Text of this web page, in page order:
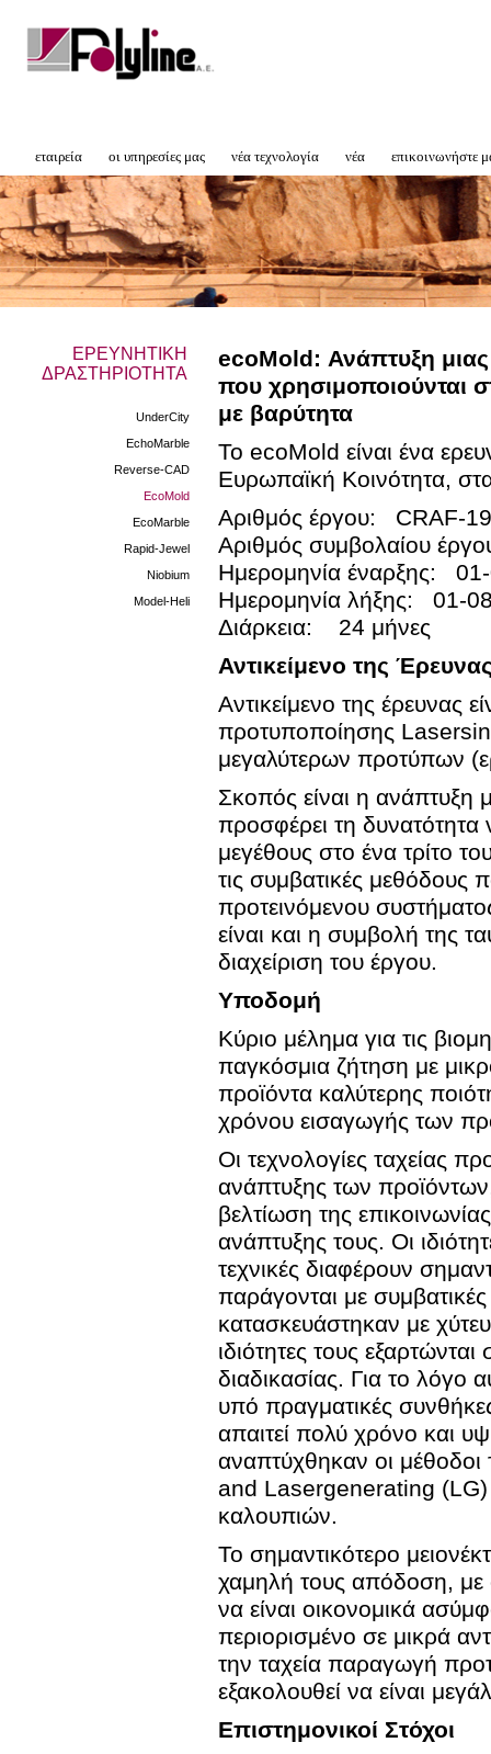
εταιρεία οι υπηρεσίες μας νέα τεχνολογία νέα επικοινωνήστε
ΕΡΕΥΝΗΤΙΚΗ
ΔΡΑΣΤΗΡΙΟΤΗΤΑ
UnderCity
EchoMarble
Reverse-CAD
EcoMold
EcoMarble
Rapid-Jewel
Niobium
Model-Heli
ecoMold: Ανάπτυξη
που χρησιμοποιούνται
με βαρύτητα
Το ecoMold είναι ένα
Ευρωπαϊκή Κοινότητα,
Αριθμός έργου: CRAF-
Αριθμός συμβολαίου
Ημερομηνία έναρξης:
Ημερομηνία λήξης: 01-
Διάρκεια: 24 μήνες
Αντικείμενο της
Αντικείμενο της έρευνας
προτυποποίησης
μεγαλύτερων προτύπων
Σκοπός είναι η ανάπτυξη
προσφέρει τη δυνατότητα
μεγέθους στο ένα τρίτο
τις συμβατικές μεθόδους
προτεινόμενου
είναι και η συμβολή της
διαχείριση του έργου.
Υποδομή
Κύριο μέλημα για τις
παγκόσμια ζήτηση με
προϊόντα καλύτερης
χρόνου εισαγωγής των
Οι τεχνολογίες ταχείας
ανάπτυξης των
βελτίωση της
ανάπτυξης τους. Οι
τεχνικές διαφέρουν
παράγονται με συμβατικές
κατασκευάστηκαν με
ιδιότητες τους
διαδικασίας. Για το λόγο
υπό πραγματικές
απαιτεί πολύ χρόνο και
αναπτύχθηκαν οι
and Lasergenerating (LG)
καλουπιών.
Το σημαντικότερο
χαμηλή τους απόδοση, με
να είναι οικονομικά
περιορισμένο σε μικρά
την ταχεία παραγωγή
εξακολουθεί να είναι
Επιστημονικοί Στόχοι